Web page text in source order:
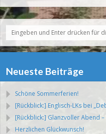
Neueste Beiträge
Schöne Sommerferien!
[Rückblick:] Englisch-LKs bei
[Rückblick:] Glanzvoller Abend
Herzlichen Glückwunsch!